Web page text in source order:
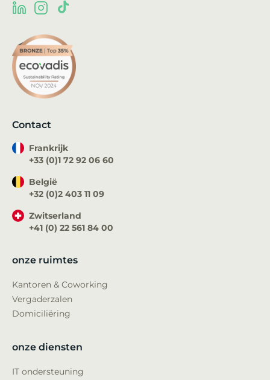
Contact
Frankrijk
+33 (0)1 72 92 06 60
België
+32 (0)2 403 11 09
Zwitserland
+41 (0) 22 561 84 00
onze ruimtes
Kantoren & Coworking
Vergaderzalen
Domiciliëring
onze diensten
IT ondersteuning